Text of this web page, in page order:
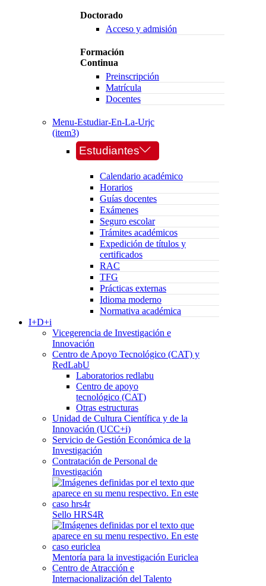
Doctorado
Acceso y admisión
Formación
Continua
Preinscripción
Matrícula
Docentes
Menu-Estudiar-En-La-Urjc
(item3)
Estudiantes
Calendario académico
Horarios
Guías docentes
Exámenes
Seguro escolar
Trámites académicos
Expedición de títulos y
certificados
RAC
TFG
Prácticas externas
Idioma moderno
Normativa académica
I+D+i
Vicegerencia de Investigación e
Innovación
Centro de Apoyo Tecnológico (CAT) y
RedLabU
Laboratorios redlabu
Centro de apoyo
tecnológico (CAT)
Otras estructuras
Unidad de Cultura Científica y de la
Innovación (UCC+i)
Servicio de Gestión Económica de la
Investigación
Contratación de Personal de
Investigación
Sello HRS4R
Mentoría para la investigación Euriclea
Centro de Atracción e
Internacionalización del Talento